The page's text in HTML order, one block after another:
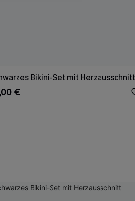
Bikini-Set mit Herzausschnitt
€